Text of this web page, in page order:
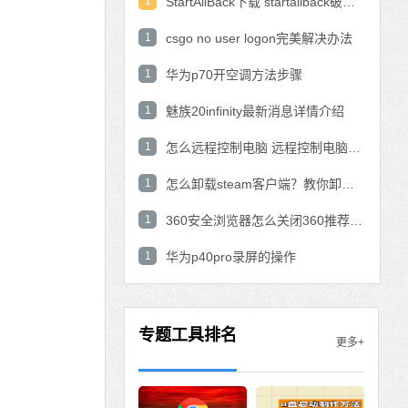
1 csgo no user logon完美解决办法
1 华为p70开空调方法步骤
1 魅族20infinity最新消息详情介绍
1
1
1
1 华为p40pro录屏的操作
专题工具排名 更多+